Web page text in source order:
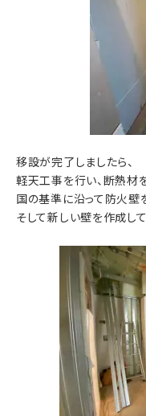
移設が完了しましたら、
軽天工事を行い、断熱材
国の基準に沿って防火壁
そして新しい壁を作成して